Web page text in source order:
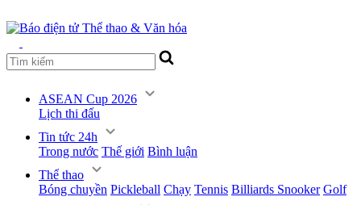
ASEAN Cup 2026
Lịch thi đấu
Tin tức 24h
Trong nước Thế giới Bình luận
Thể thao
Bóng chuyền Pickleball Chạy Tennis Billiards Snooker Golf